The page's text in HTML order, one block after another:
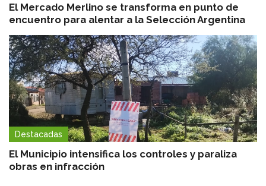
El Mercado Merlino se transforma en punto de
encuentro para alentar a la Selección Argentina
Destacadas
El Municipio intensifica los controles y paraliza
obras en infracción